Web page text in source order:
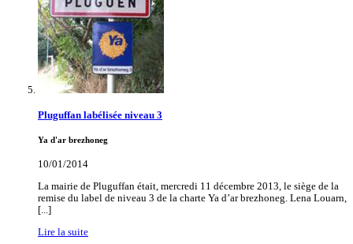
Pluguffan labélisée niveau 3
Ya d'ar brezhoneg
10/01/2014
La mairie de Pluguffan était, mercredi 11 décembre 2013, le siège de la
remise du label de niveau 3 de la charte Ya d’ar brezhoneg. Lena Louarn,
[...]
Lire la suite